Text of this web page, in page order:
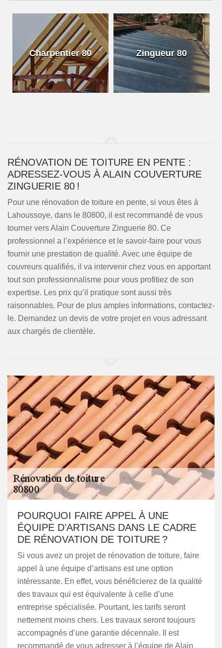
Charpentier 80 Zingueur 80
RÉNOVATION DE TOITURE EN PENTE :
ADRESSEZ-VOUS À ALAIN COUVERTURE
ZINGUERIE 80 !
Pour une rénovation de toiture en pente, si vous êtes à
Lahoussoye, dans le 80800, il est recommandé de vous
tourner vers Alain Couverture Zinguerie 80. Ce
professionnel a l’expérience et le savoir-faire pour vous
fournir une prestation de qualité. Avec une équipe de
couvreurs qualifiés, il va intervenir chez vous en apportant
tout son professionnalisme pour vous profitiez de son
expertise. Les prix qu’il pratique sont aussi très
raisonnables. Pour de plus amples informations, contactez-
le. Demandez un devis de votre projet en vous adressant
aux chargés de clientèle.
POURQUOI FAIRE APPEL À UNE
ÉQUIPE D’ARTISANS DANS LE CADRE
DE RÉNOVATION DE TOITURE ?
Si vous avez un projet de rénovation de toiture, faire
appel à une équipe d’artisans est une option
intéressante. En effet, vous bénéficierez de la qualité
des travaux qui est équivalente à celle d’une
entreprise spécialisée. Pourtant, les tarifs seront
nettement moins chers. Les travaux seront toujours
accompagnés d’une garantie décennale. Il est
recommandé de vous adresser à l’équipe de Alain